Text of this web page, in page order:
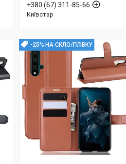
+380 (67) 311-85-66
Київстар
-25% НА СКЛО/ПЛІВКУ